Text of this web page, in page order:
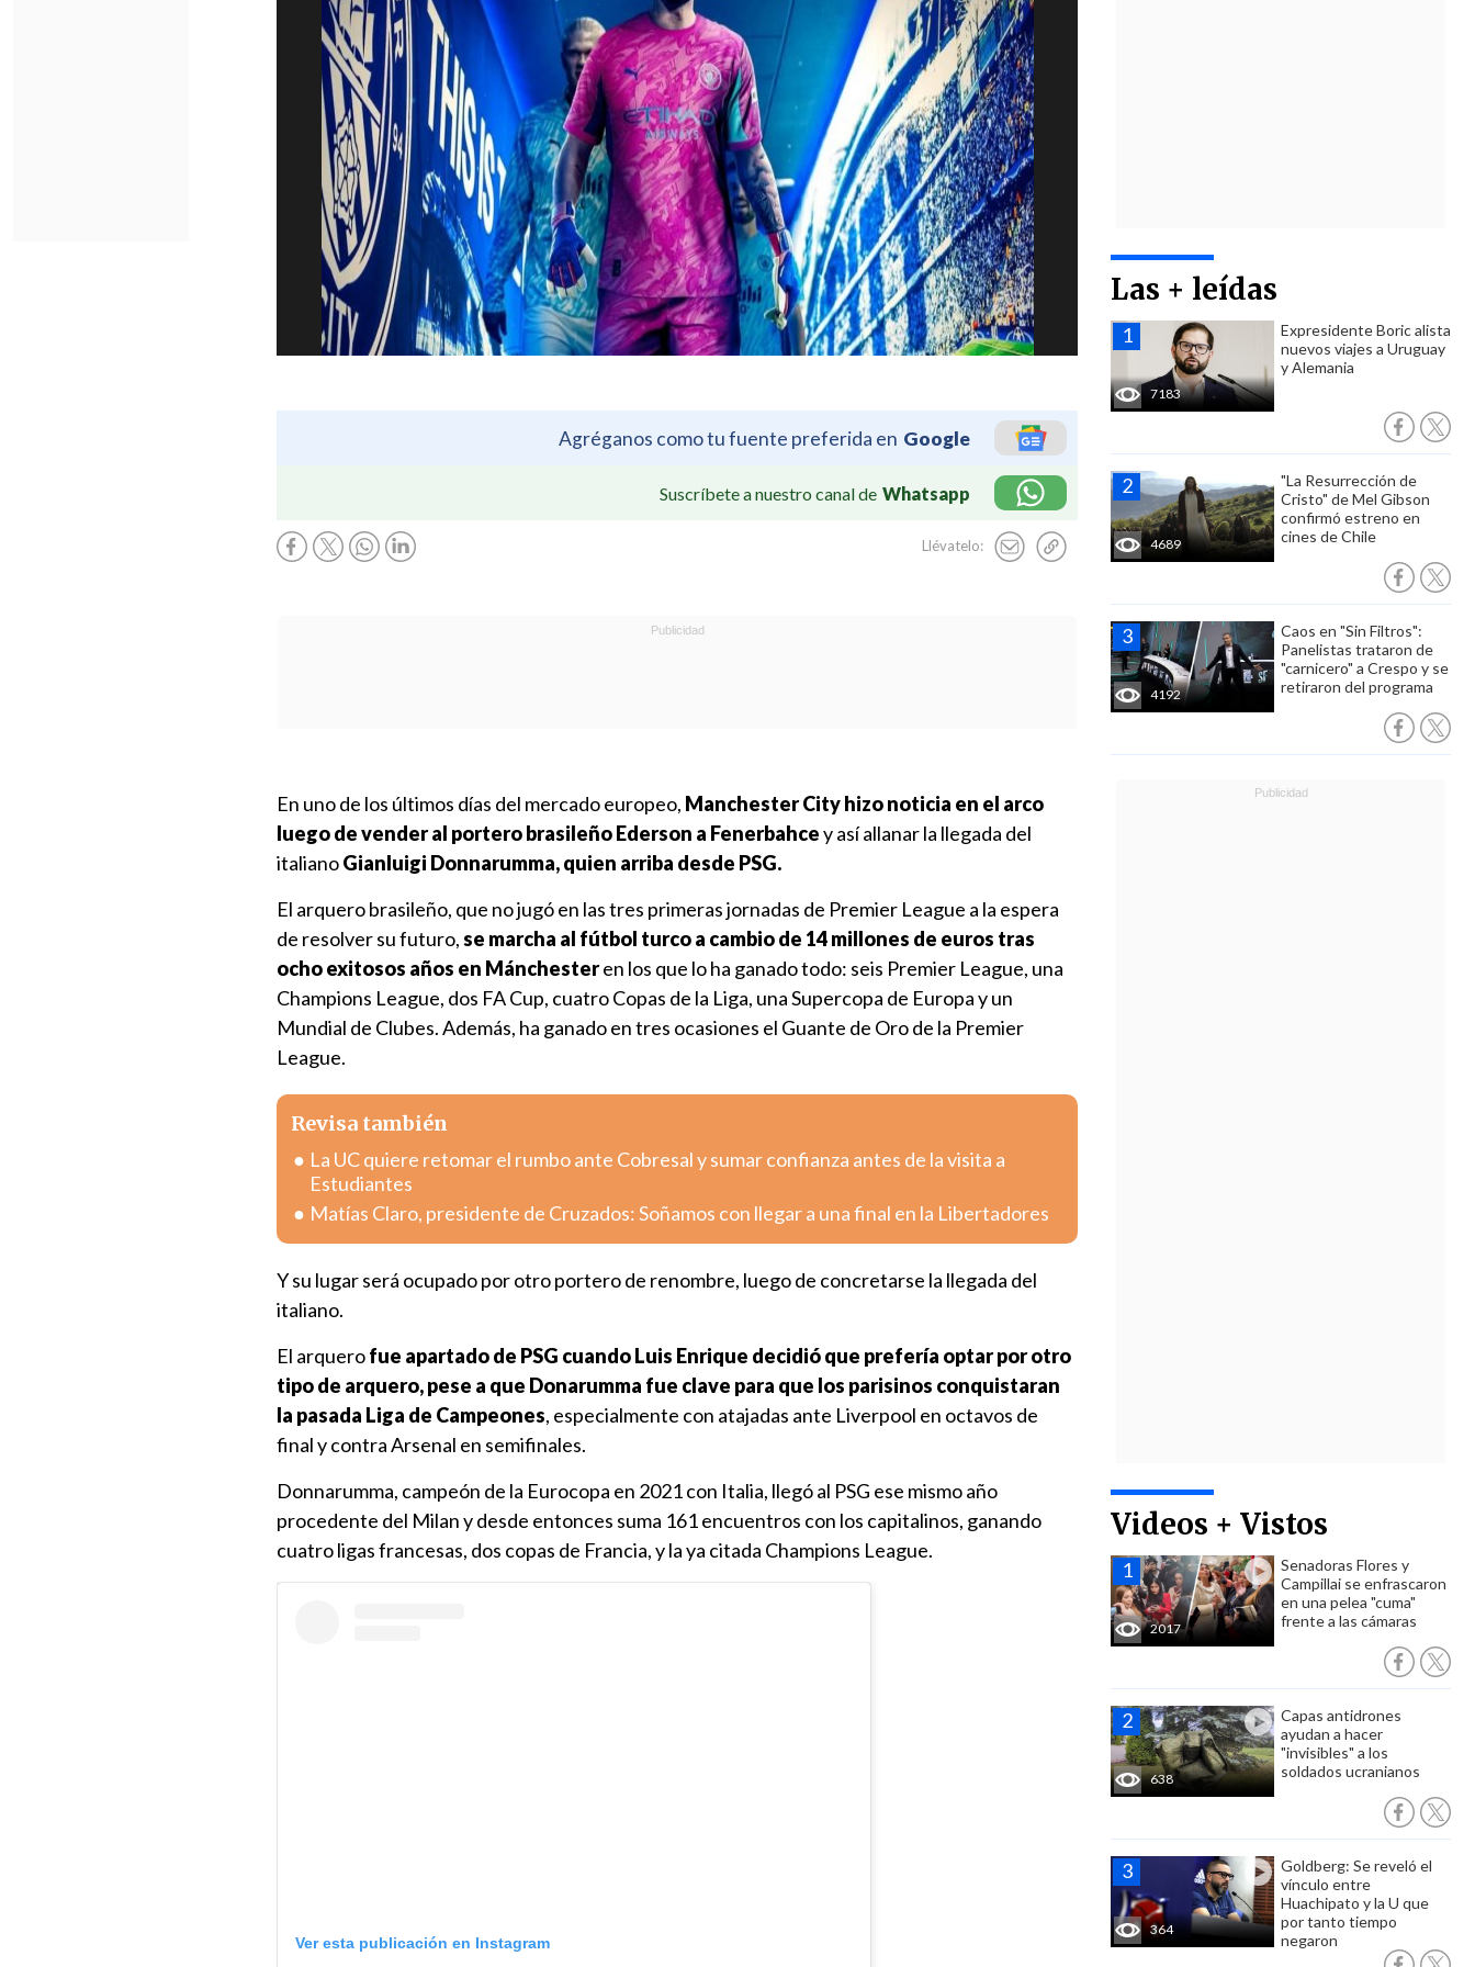
Agréganos como tu fuente preferida en Google
Suscríbete a nuestro canal de Whatsapp
Llévatelo:
Las + leídas
7183
Expresidente Boric alista
nuevos viajes a Uruguay
y Alemania
4689
"La Resurrección de
Cristo" de Mel Gibson
confirmó estreno en
cines de Chile
4192
Caos en "Sin Filtros":
Panelistas trataron de
"carnicero" a Crespo y se
retiraron del programa
Videos + Vistos
2017
Senadoras Flores y
Campillai se enfrascaron
en una pelea "cuma"
frente a las cámaras
638
Capas antidrones
ayudan a hacer
"invisibles" a los
soldados ucranianos
364
Goldberg: Se reveló el
vínculo entre
Huachipato y la U que
por tanto tiempo
negaron
En uno de los últimos días del mercado europeo, Manchester City hizo noticia en el arco
luego de vender al portero brasileño Ederson a Fenerbahcey así allanar la llegada del
italianoGianluigi Donnarumma, quien arriba desde PSG.
El arquero brasileño, que no jugó en las tres primeras jornadas de Premier League a la espera
de resolver su futuro,se marcha al fútbol turco a cambio de 14 millones de euros tras
ocho exitosos años en Mánchesteren los que lo ha ganado todo: seis Premier League, una
Champions League, dos FA Cup, cuatro Copas de la Liga, una Supercopa de Europa y un
Mundial de Clubes. Además, ha ganado en tres ocasiones el Guante de Oro de la Premier
League.
Revisa también
La UC quiere retomar el rumbo ante Cobresal y sumar confianza antes de la visita a
Estudiantes
Matías Claro, presidente de Cruzados: Soñamos con llegar a una final en la Libertadores
Y su lugar será ocupado por otro portero de renombre, luego de concretarse la llegada del
italiano.
El arquerofue apartado de PSG cuando Luis Enrique decidió que prefería optar por otro
tipo de arquero, pese a que Donarumma fue clave para que los parisinos conquistaran
la pasada Liga de Campeones, especialmente con atajadas ante Liverpool en octavos de
final y contra Arsenal en semifinales.
Donnarumma, campeón de la Eurocopa en 2021 con Italia, llegó al PSG ese mismo año
procedente del Milan y desde entonces suma 161 encuentros con los capitalinos, ganando
cuatro ligas francesas, dos copas de Francia, y la ya citada Champions League.
Ver esta publicación en Instagram